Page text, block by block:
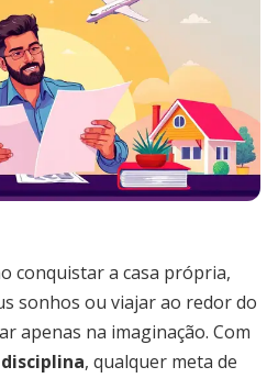
conquistar a casa própria,
sonhos ou viajar ao redor do
apenas na imaginação. Com
, qualquer meta de